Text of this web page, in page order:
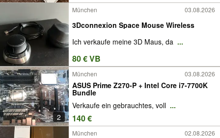
München
03.08.2026
3Dconnexion Space Mouse Wireless
Ich verkaufe meine 3D Maus, da ...
80 € VB
2
München 03.08.2026
ASUS Prime Z270-P + Intel Core i7-7700K
Bundle
Verkaufe ein gebrauchtes, voll ...
140 €
München 02.08.2026